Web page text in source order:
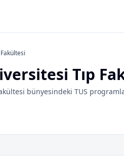
Tıp
bünyesindeki TUS